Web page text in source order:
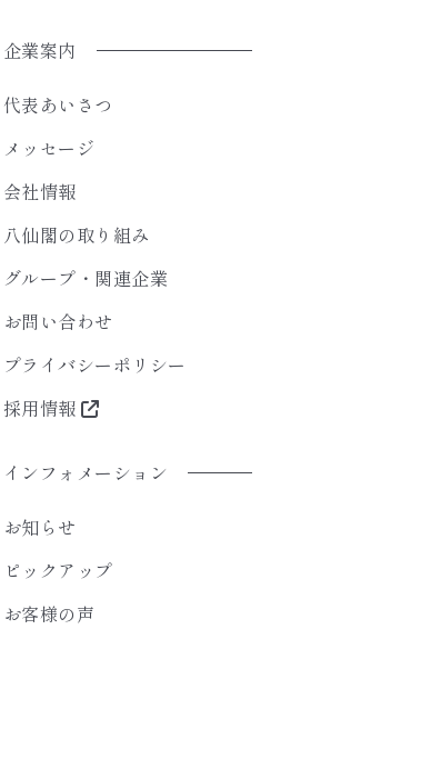
企業案内
代表あいさつ
メッセージ
会社情報
八仙閣の取り組み
グループ・関連企業
お問い合わせ
プライバシーポリシー
採用情報
インフォメーション
お知らせ
ピックアップ
お客様の声